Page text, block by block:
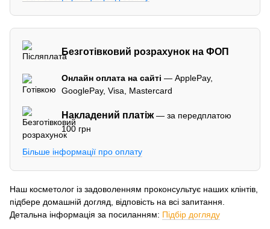
Безготівковий розрахунок на ФОП
Онлайн оплата на сайті — ApplePay,
GooglePay, Visa, Mastercard
Накладений платіж— за передплатою
100 грн
Більше інформації про оплату
Наш косметолог із задоволенням проконсультує наших клінтів,
підбере домашній догляд, відповість на всі запитання.
Детальна інформація за посиланням: Підбір догляду